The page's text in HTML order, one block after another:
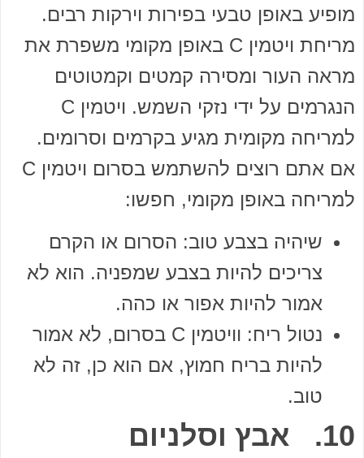
מופיע באופן טבעי בפירות וירקות רבים.
מריחת ויטמין C באופן מקומי משפרת את
מראה העור ומסירה קמטים וקמטוטים
הנגרמים על ידי נזקי השמש. ויטמין C
למריחה מקומית מגיע בקרמים וסרומים.
אם אתם רוצים להשתמש בסרום ויטמין C
למריחה באופן מקומי, חפשו:
שיהיה בצבע טוב: הסרום או הקרם
צריכים להיות בצבע שמפניה. הוא לא
אמור להיות אפור או כהה.
נטול ריח: וויטמין C בסרום, לא אמור
להיות בריח חמוץ, אם הוא כן, זה לא
טוב.
10. אבץ וסלניום